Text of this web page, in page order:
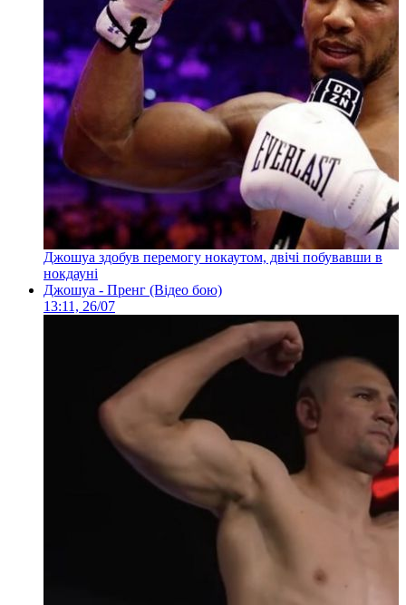
Джошуа здобув перемогу нокаутом, двічі побувавши в
нокдауні
Джошуа - Пренг (Відео бою)
13:11, 26/07